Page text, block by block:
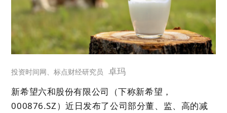
投资时间网、标点财经研究员
卓玛
新希望六和股份有限公司（下称新希望，
000876.SZ）近日发布了公司部分董、监、高的减